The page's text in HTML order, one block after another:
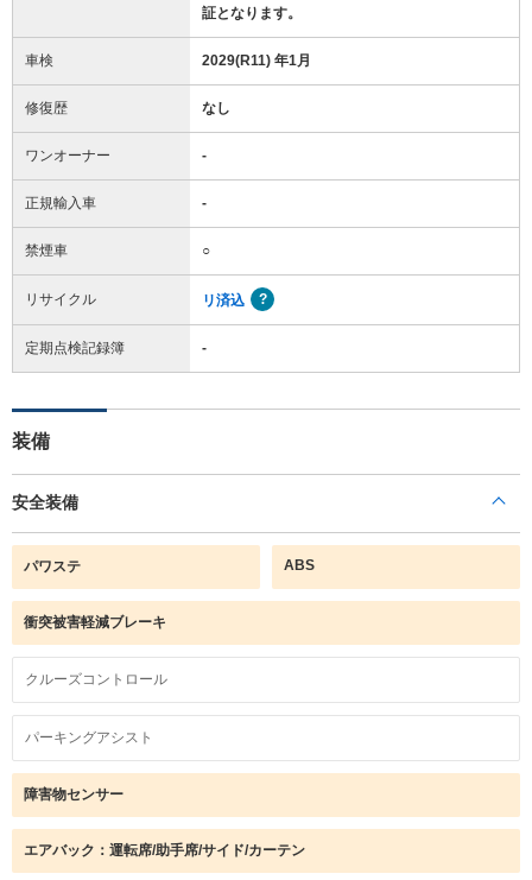
証となります。
車検 2029(R11) 年1月
修復歴 なし
ワンオーナー -
正規輸入車 -
禁煙車 ○
リサイクル リ済込
定期点検記録簿 -
装備
安全装備
パワステ ABS
衝突被害軽減ブレーキ
クルーズコントロール
パーキングアシスト
障害物センサー
エアバック：運転席/助手席/サイド/カーテン